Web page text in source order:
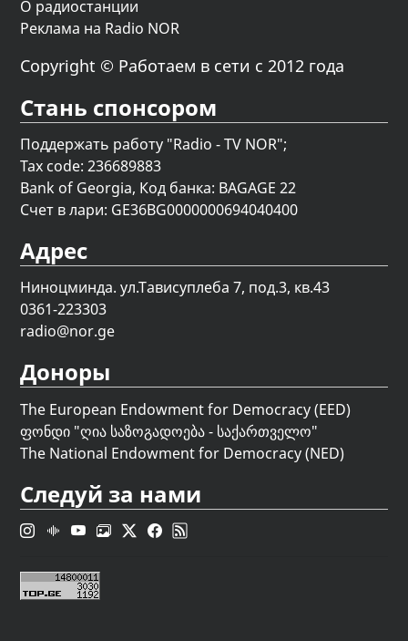
О радиостанции
Реклама на Radio NOR
Copyright © Работаем в сети с 2012 года
Стань спонсором
Поддержать работу "Radio - TV NOR";
Tax code: 236689883
Bank of Georgia, Код банка: BAGAGE 22
Счет в лари: GE36BG0000000694040400
Адрес
Ниноцминда. ул.Тависуплеба 7, под.3, кв.43
0361-223303
radio@nor.ge
Доноры
The European Endowment for Democracy (EED)
ფონდი "ღია საზოგადოება - საქართველო"
The National Endowment for Democracy (NED)
Следуй за нами